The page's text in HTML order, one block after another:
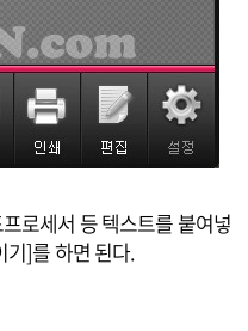
로세서 등 텍스트를 붙여넣
기]를 하면 된다.